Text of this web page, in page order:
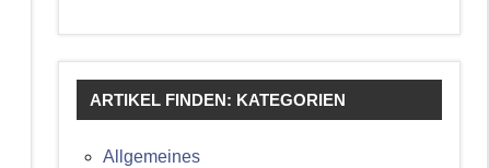
ARTIKEL FINDEN: KATEGORIEN
Allgemeines